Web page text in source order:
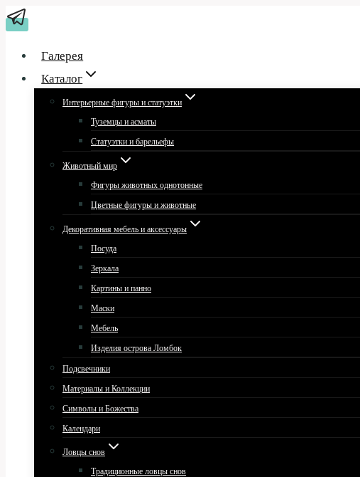
Перейти
к
содержимому
Галерея
Каталог
Интерьерные фигуры и статуэтки
Туземцы и асматы
Статуэтки и барельефы
Животный мир
Фигуры животных однотонные
Цветные фигуры и животные
Декоративная мебель и аксессуары
Посуда
Зеркала
Картины и панно
Маски
Мебель
Изделия острова Ломбок
Подсвечники
Материалы и Коллекции
Символы и Божества
Календари
Ловцы снов
Традиционные ловцы снов